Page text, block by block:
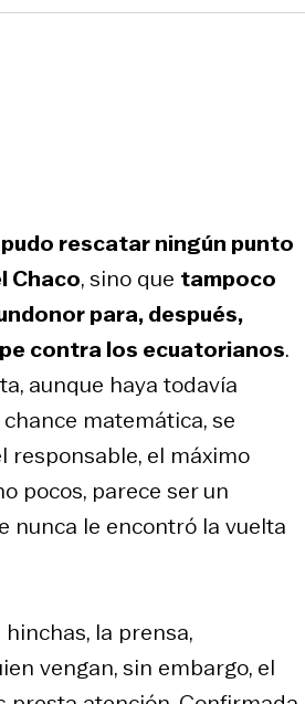
rescatar ningún punto
Chaco, sino que tampoco
para, después,
contra los ecuatorianos.
aunque haya todavía
matemática, se
responsable, el máximo
pocos, parece ser un
nunca le encontró la vuelta
la prensa,
vengan, sin embargo, el